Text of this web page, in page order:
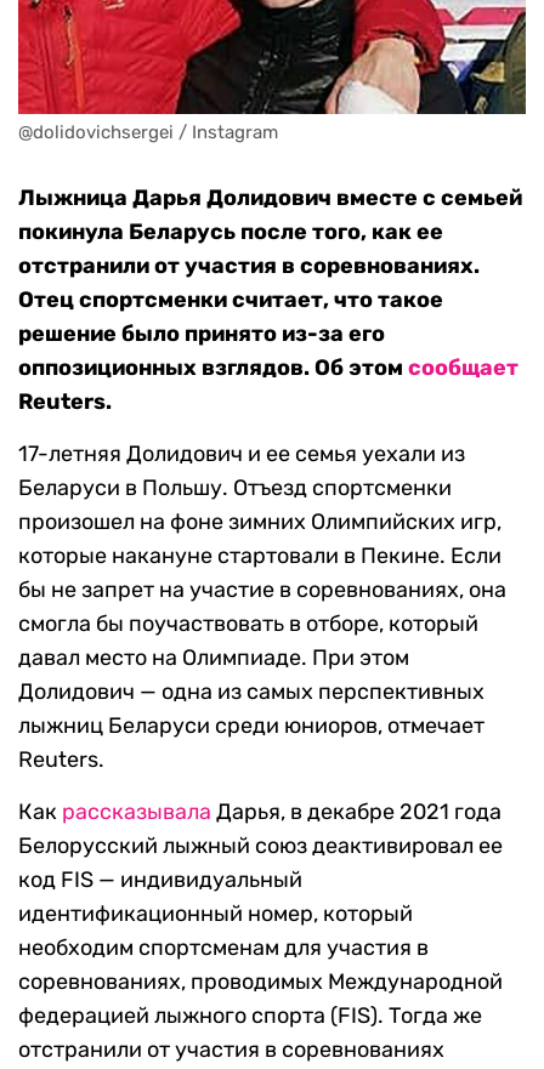
@dolidovichsergei / Instagram
Лыжница Дарья Долидович вместе с семьей
покинула Беларусь после того, как ее
отстранили от участия в соревнованиях.
Отец спортсменки считает, что такое
решение было принято из-за его
оппозиционных взглядов. Об этом сообщает
Reuters.
17-летняя Долидович и ее семья уехали из
Беларуси в Польшу. Отъезд спортсменки
произошел на фоне зимних Олимпийских игр,
которые накануне стартовали в Пекине. Если
бы не запрет на участие в соревнованиях, она
смогла бы поучаствовать в отборе, который
давал место на Олимпиаде. При этом
Долидович — одна из самых перспективных
лыжниц Беларуси среди юниоров, отмечает
Reuters.
Как рассказывала Дарья, в декабре 2021 года
Белорусский лыжный союз деактивировал ее
код FIS — индивидуальный
идентификационный номер, который
необходим спортсменам для участия в
соревнованиях, проводимых Международной
федерацией лыжного спорта (FIS). Тогда же
отстранили от участия в соревнованиях